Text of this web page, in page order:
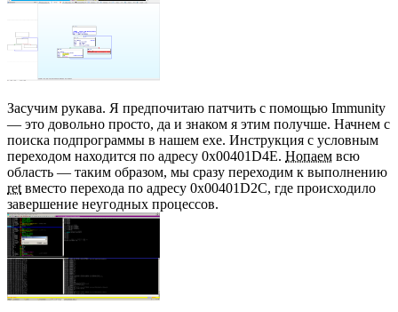
Засучим рукава. Я предпочитаю патчить с помощью Immunity
— это довольно просто, да и знаком я этим получше. Начнем с
поиска подпрограммы в нашем exe. Инструкция с условным
переходом находится по адресу 0x00401D4E. Нопаем всю
область — таким образом, мы сразу переходим к выполнению
retвместо перехода по адресу 0x00401D2C, где происходило
завершение неугодных процессов.